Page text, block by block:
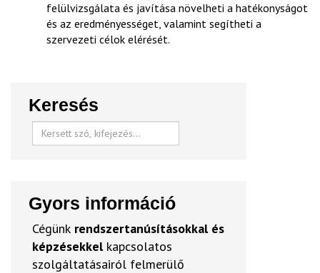
felülvizsgálata és javítása növelheti a hatékonyságot
és az eredményességet, valamint segítheti a
szervezeti célok elérését.
Keresés
Gyors információ
Cégünk rendszertanúsításokkal és
képzésekkel kapcsolatos
szolgáltatásairól felmerülő